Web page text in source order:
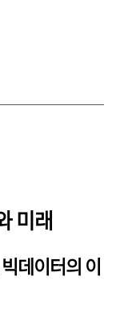
미래
데이터의 이